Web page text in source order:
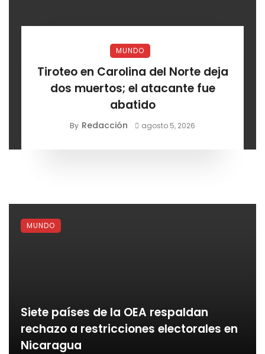
MUNDO
Tiroteo en Carolina del Norte deja
dos muertos; el atacante fue
abatido
By Redacción agosto 5, 2026
Siete países de la OEA respaldan
rechazo a restricciones electorales en
Nicaragua
MUNDO